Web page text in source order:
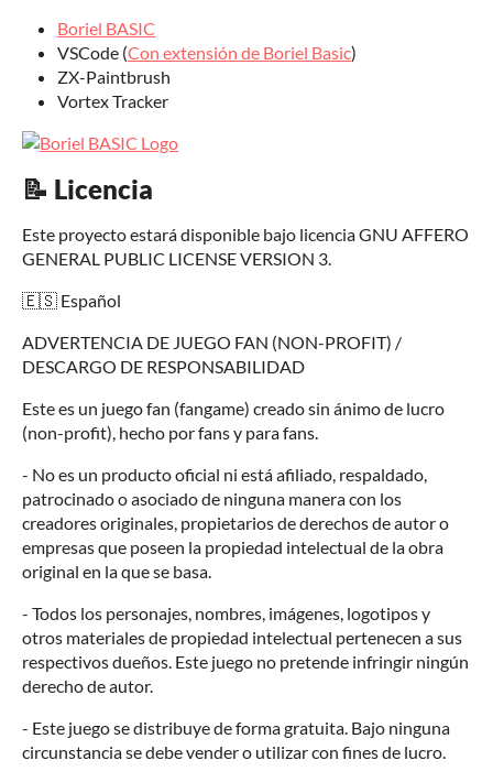
Boriel BASIC
VSCode (Con extensión de Boriel Basic)
ZX-Paintbrush
Vortex Tracker
📝 Licencia
Este proyecto estará disponible bajo licencia GNU AFFERO
GENERAL PUBLIC LICENSE VERSION 3.
🇪🇸 Español
ADVERTENCIA DE JUEGO FAN (NON-PROFIT) /
DESCARGO DE RESPONSABILIDAD
Este es un juego fan (fangame) creado sin ánimo de lucro
(non-profit), hecho por fans y para fans.
- No es un producto oficial ni está afiliado, respaldado,
patrocinado o asociado de ninguna manera con los
creadores originales, propietarios de derechos de autor o
empresas que poseen la propiedad intelectual de la obra
original en la que se basa.
- Todos los personajes, nombres, imágenes, logotipos y
otros materiales de propiedad intelectual pertenecen a sus
respectivos dueños. Este juego no pretende infringir ningún
derecho de autor.
- Este juego se distribuye de forma gratuita. Bajo ninguna
circunstancia se debe vender o utilizar con fines de lucro.